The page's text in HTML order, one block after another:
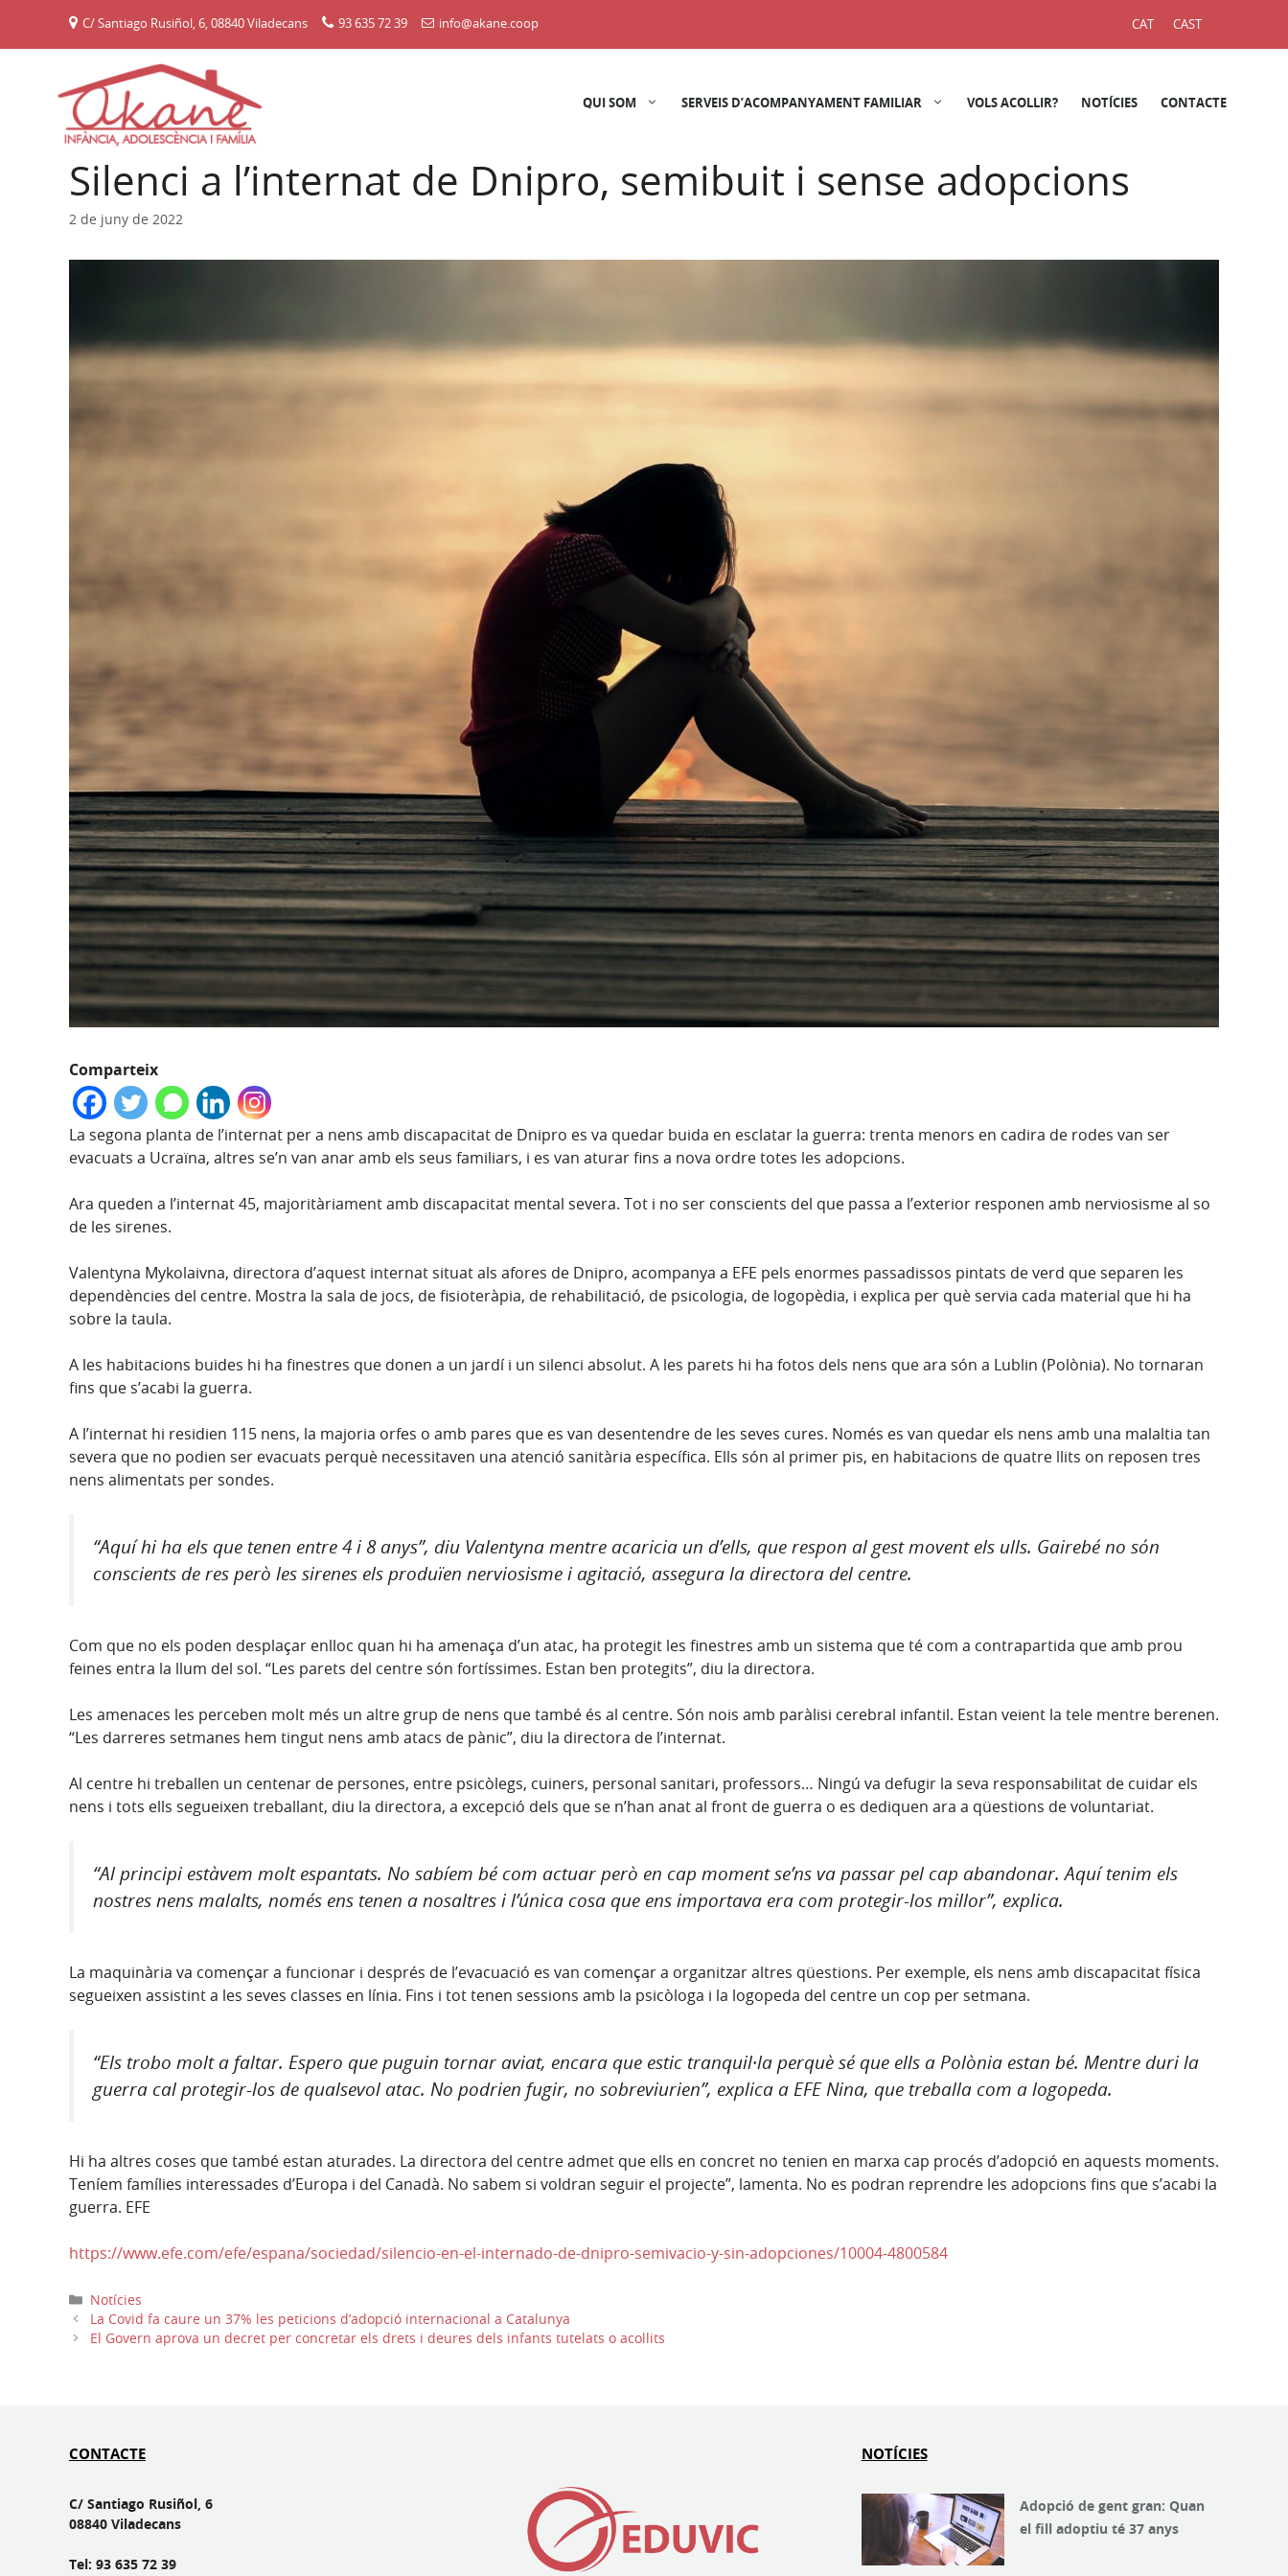
C/ Santiago Rusiñol, 6, 08840 Viladecans 93 635 72 39 info@akane.coop CAT CAST
QUI SOM SERVEIS D’ACOMPANYAMENT FAMILIAR VOLS ACOLLIR? NOTÍCIES CONTACTE
Silenci a l’internat de Dnipro, semibuit i sense adopcions
2 de juny de 2022
Comparteix
La segona planta de l’internat per a nens amb discapacitat de Dnipro es va quedar buida en esclatar la guerra: trenta menors en cadira de rodes van ser
evacuats a Ucraïna, altres se’n van anar amb els seus familiars, i es van aturar fins a nova ordre totes les adopcions.
Ara queden a l’internat 45, majoritàriament amb discapacitat mental severa. Tot i no ser conscients del que passa a l’exterior responen amb nerviosisme al so
de les sirenes.
Valentyna Mykolaivna, directora d’aquest internat situat als afores de Dnipro, acompanya a EFE pels enormes passadissos pintats de verd que separen les
dependències del centre. Mostra la sala de jocs, de fisioteràpia, de rehabilitació, de psicologia, de logopèdia, i explica per què servia cada material que hi ha
sobre la taula.
A les habitacions buides hi ha finestres que donen a un jardí i un silenci absolut. A les parets hi ha fotos dels nens que ara són a Lublin (Polònia). No tornaran
fins que s’acabi la guerra.
A l’internat hi residien 115 nens, la majoria orfes o amb pares que es van desentendre de les seves cures. Només es van quedar els nens amb una malaltia tan
severa que no podien ser evacuats perquè necessitaven una atenció sanitària específica. Ells són al primer pis, en habitacions de quatre llits on reposen tres
nens alimentats per sondes.
“Aquí hi ha els que tenen entre 4 i 8 anys”, diu Valentyna mentre acaricia un d’ells, que respon al gest movent els ulls. Gairebé no són
conscients de res però les sirenes els produïen nerviosisme i agitació, assegura la directora del centre.
Com que no els poden desplaçar enlloc quan hi ha amenaça d’un atac, ha protegit les finestres amb un sistema que té com a contrapartida que amb prou
feines entra la llum del sol. “Les parets del centre són fortíssimes. Estan ben protegits”, diu la directora.
Les amenaces les perceben molt més un altre grup de nens que també és al centre. Són nois amb paràlisi cerebral infantil. Estan veient la tele mentre berenen.
“Les darreres setmanes hem tingut nens amb atacs de pànic”, diu la directora de l’internat.
Al centre hi treballen un centenar de persones, entre psicòlegs, cuiners, personal sanitari, professors… Ningú va defugir la seva responsabilitat de cuidar els
nens i tots ells segueixen treballant, diu la directora, a excepció dels que se n’han anat al front de guerra o es dediquen ara a qüestions de voluntariat.
“Al principi estàvem molt espantats. No sabíem bé com actuar però en cap moment se’ns va passar pel cap abandonar. Aquí tenim els
nostres nens malalts, només ens tenen a nosaltres i l’única cosa que ens importava era com protegir-los millor”, explica.
La maquinària va començar a funcionar i després de l’evacuació es van començar a organitzar altres qüestions. Per exemple, els nens amb discapacitat física
segueixen assistint a les seves classes en línia. Fins i tot tenen sessions amb la psicòloga i la logopeda del centre un cop per setmana.
“Els trobo molt a faltar. Espero que puguin tornar aviat, encara que estic tranquil·la perquè sé que ells a Polònia estan bé. Mentre duri la
guerra cal protegir-los de qualsevol atac. No podrien fugir, no sobreviurien”, explica a EFE Nina, que treballa com a logopeda.
Hi ha altres coses que també estan aturades. La directora del centre admet que ells en concret no tenien en marxa cap procés d’adopció en aquests moments.
Teníem famílies interessades d’Europa i del Canadà. No sabem si voldran seguir el projecte”, lamenta. No es podran reprendre les adopcions fins que s’acabi la
guerra. EFE
https://www.efe.com/efe/espana/sociedad/silencio-en-el-internado-de-dnipro-semivacio-y-sin-adopciones/10004-4800584
Categories
Notícies
La Covid fa caure un 37% les peticions d’adopció internacional a Catalunya
El Govern aprova un decret per concretar els drets i deures dels infants tutelats o acollits
CONTACTE
C/ Santiago Rusiñol, 6
08840 Viladecans
Tel: 93 635 72 39
NOTÍCIES
Adopció de gent gran: Quan
el fill adoptiu té 37 anys